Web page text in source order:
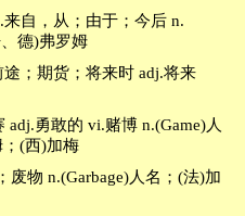
来自，从；由于；今后 n.
德)弗罗姆
；期货；将来时 adj.将来
adj.勇敢的 vi.赌博 n.(Game)人
(西)加梅
废物 n.(Garbage)人名；(法)加